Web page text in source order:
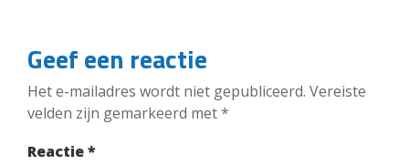
Geef een reactie
Het e-mailadres wordt niet gepubliceerd. Vereiste
velden zijn gemarkeerd met*
Reactie*